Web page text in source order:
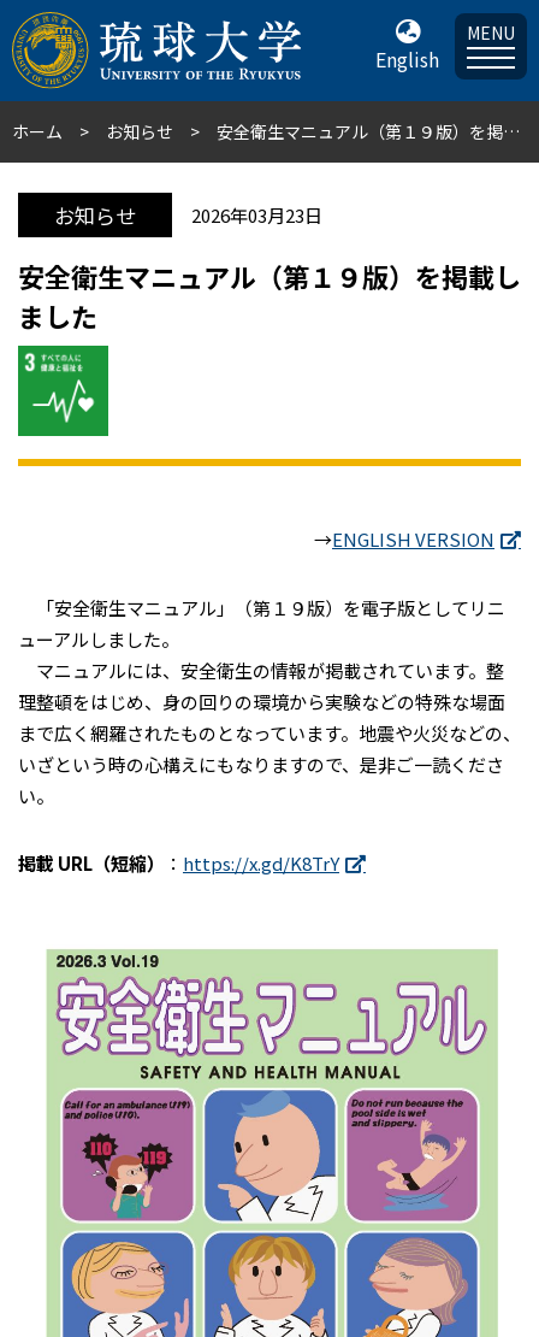
English
MENU
ホーム お知らせ 安全衛生マニュアル（第１９版）を掲載しました
お知らせ 2026年03月23日
安全衛生マニュアル（第１９版）を掲載し
ました
→ENGLISH VERSION
「安全衛生マニュアル」（第１９版）を電子版としてリニ
ューアルしました。
マニュアルには、安全衛生の情報が掲載されています。整
理整頓をはじめ、身の回りの環境から実験などの特殊な場面
まで広く網羅されたものとなっています。地震や火災などの、
いざという時の心構えにもなりますので、是非ご一読くださ
い。
掲載 URL（短縮） ： https://x.gd/K8TrY